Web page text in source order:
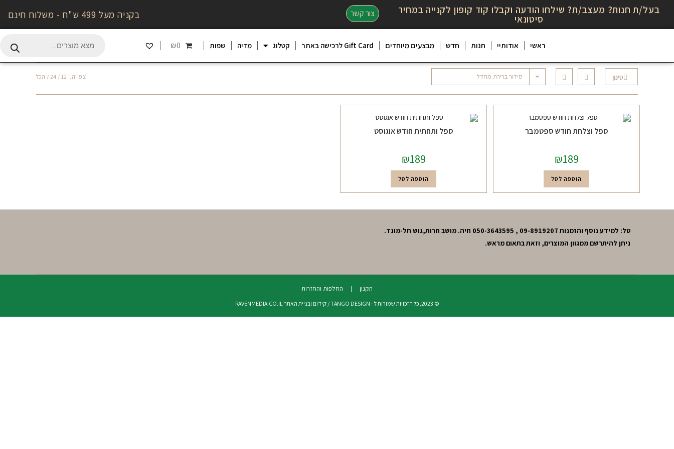
בעל/ת חנות? מעצב/ת? שילחו הודעה וקבלו קוד קופון לקנייה במחיר
סיטונאי צור קשר בקניה מעל 499 ש"ח - משלוח חינם
ראשי אודותיי חנות חדש מבצעים מיוחדים Gift Card לרכישה באתר קטלוג מדיה שפות ₪0
סינון סידור ברירת מחדל צפייה: 12
24 הכל
ספל וצלחת חודש ספטמבר
₪189
הוספה לסל
ספל ותחתית חודש אוגוסט
₪189
הוספה לסל
טל: למידע נוסף והזמנות 09-8919207 , 050-3643595 חיה. מושב חרות,גוש תל-מונד.
ניתן להיתרשם ממגוון המוצרים, וזאת בתאום מראש.
תקנון החלפות והחזרות
© 2023,כל הזכויות שמורות ל - TANGO DESIGN / קידום ובניית האתר RAVENMEDIA.CO.IL